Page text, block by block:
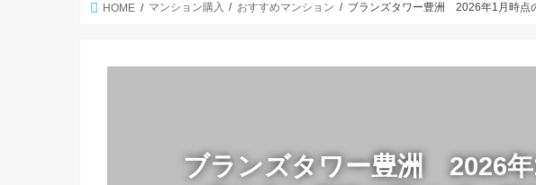
HOME マンション購入 おすすめマンション ブランズタワー豊洲 2026年1月時点
ブランズタワー豊洲 2026年